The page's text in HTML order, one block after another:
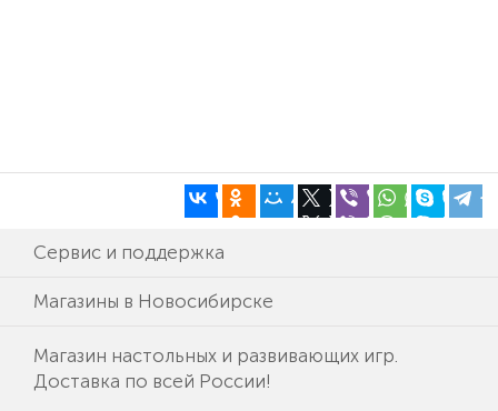
Сервис и поддержка
Магазины в Новосибирске
Магазин настольных и развивающих игр.
Доставка по всей России!